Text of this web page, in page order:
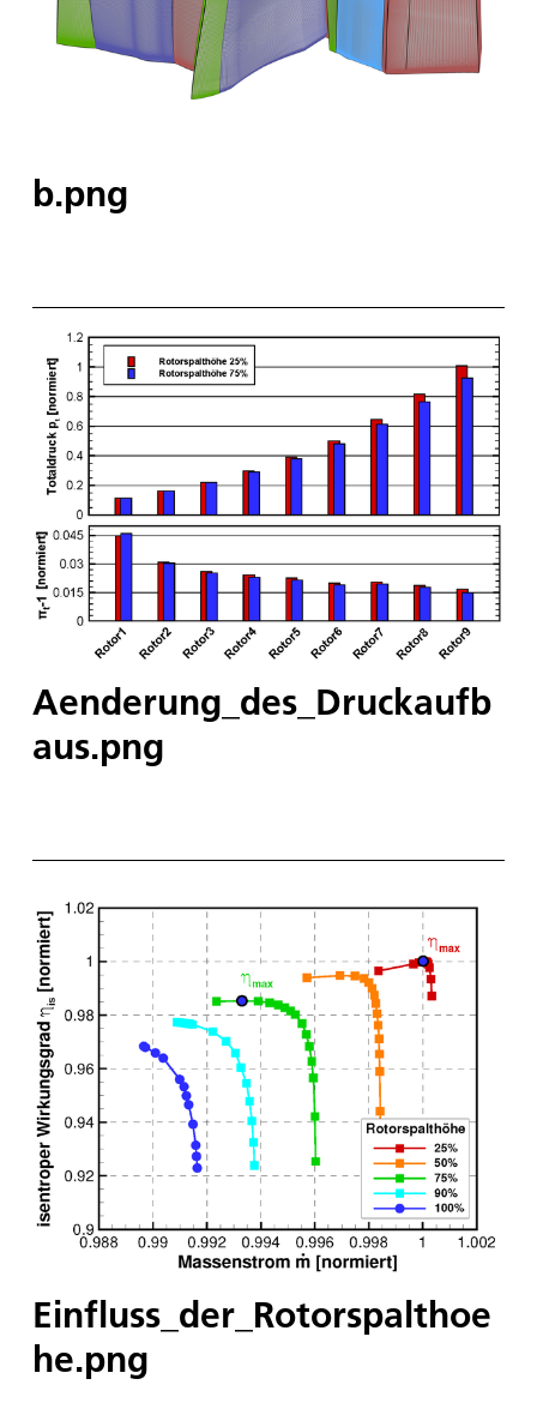
b.png
Aenderung_des_Druckaufb
aus.png
Einfluss_der_Rotorspalthoe
he.png